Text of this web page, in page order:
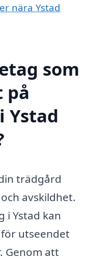
nära Ystad
som
på
Ystad
trädgård
avskildhet.
i Ystad kan
utseendet
Genom att